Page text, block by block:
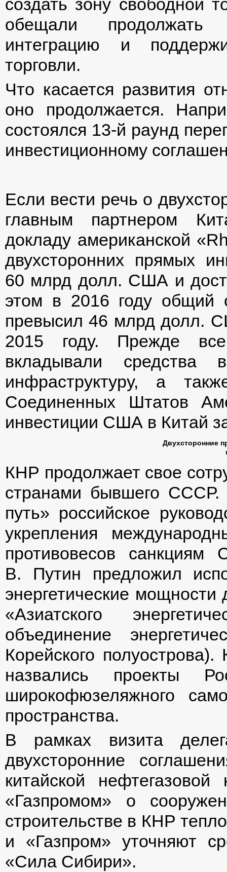
создать зону свободной
обещали продолжать
интеграцию и
торговли.
Что касается развития
оно продолжается.
состоялся 13-й раунд
инвестиционному
Если вести речь о
главным партнером
докладу американской
двухсторонних прямых
60 млрд долл. США и
этом в 2016 году
превысил 46 млрд долл.
2015 году. Прежде
вкладывали средства
инфраструктуру, а
Соединенных Штатов
инвестиции США в Китай
Двухсторонние
КНР продолжает свое
странами бывшего СССР.
путь» российское
укрепления
противовесов
В. Путин предложил
энергетические мощности
«Азиатского
объединение
Корейского
назвались проекты
широкофюзеляжного
пространства.
В рамках визита
двухсторонние
китайской
«Газпромом» о
строительстве в КНР
и «Газпром» уточняют
«Сила Сибири».